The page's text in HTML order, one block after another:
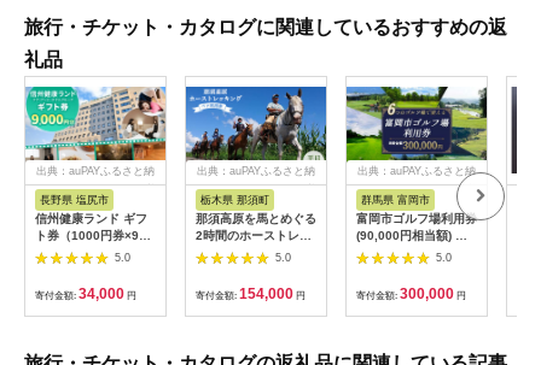
旅行・チケット・カタログに関連しているおすすめの返
礼品
出典：auPAYふるさと納
税
長野県 塩尻市
信州健康ランド ギフ
ト券（1000円券×9
枚） | 信州健康ランド
サウナ 大浴場 ボディ
ケア リラクゼーショ
ン 施設 宿泊 家族連れ
長野県 塩尻市
5.0
寄付金額: 34,000 円
出典：auPAYふるさと納
税
栃木県 那須町
那須高原を馬とめぐる
2時間のホーストレッ
キング 外乗ペア利用
券【平日限定】チケッ
ト 利用券 ペア 体験
乗馬 初心者歓迎〔P-
100〕
5.0
寄付金額: 154,000 円
出典：auPAYふるさと納
群馬県 富岡市
富岡市ゴルフ場利用券
(90,000円相当額) ゴ
ルフ チケット 平日 土
日 祝日 プレー券 関東
群馬県 首都圏 F20E-
350
5.0
寄付金額: 300,000 円